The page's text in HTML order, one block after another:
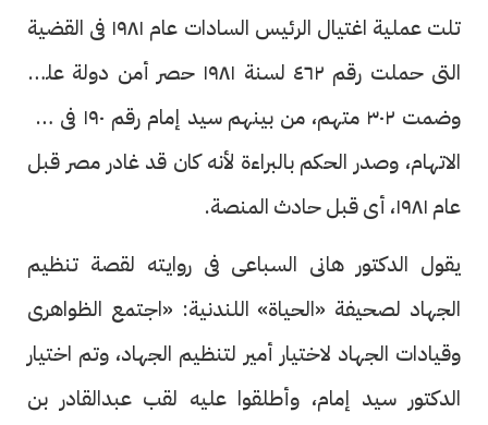
تلت عملية اغتيال الرئيس السادات عام ١٩٨١ فى القضية
التى حملت رقم ٤٦٢ لسنة ١٩٨١ حصر أمن دولة عليا،
وضمت ٣٠٢ متهم، من بينهم سيد إمام رقم ١٩٠ فى قرار
الاتهام، وصدر الحكم بالبراءة لأنه كان قد غادر مصر قبل
عام ١٩٨١، أى قبل حادث المنصة.
يقول الدكتور هانى السباعى فى روايته لقصة تنظيم
الجهاد لصحيفة «الحياة» اللندنية: «اجتمع الظواهرى
وقيادات الجهاد لاختيار أمير لتنظيم الجهاد، وتم اختيار
الدكتور سيد إمام، وأطلقوا عليه لقب عبدالقادر بن